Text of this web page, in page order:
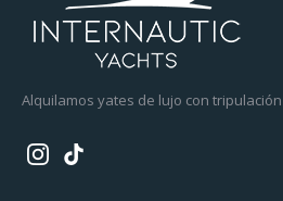
Alquilamos yates de lujo con